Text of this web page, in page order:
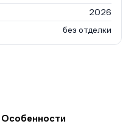
2026
без отделки
Особенности